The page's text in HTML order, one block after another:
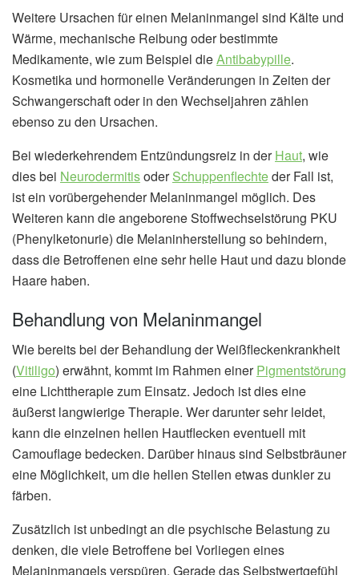
Weitere Ursachen für einen Melaninmangel sind Kälte und
Wärme, mechanische Reibung oder bestimmte
Medikamente, wie zum Beispiel dieAntibabypille.
Kosmetika und hormonelle Veränderungen in Zeiten der
Schwangerschaft oder in den Wechseljahren zählen
ebenso zu den Ursachen.
Bei wiederkehrendem Entzündungsreiz in derHaut, wie
dies bei NeurodermitisoderSchuppenflechteder Fall ist,
ist ein vorübergehender Melaninmangel möglich. Des
Weiteren kann die angeborene Stoffwechselstörung PKU
(Phenylketonurie) die Melaninherstellung so behindern,
dass die Betroffenen eine sehr helle Haut und dazu blonde
Haare haben.
Behandlung von Melaninmangel
Wie bereits bei der Behandlung der Weißfleckenkrankheit
(Vitiligo) erwähnt, kommt im Rahmen einerPigmentstörung
eine Lichttherapie zum Einsatz. Jedoch ist dies eine
äußerst langwierige Therapie. Wer darunter sehr leidet,
kann die einzelnen hellen Hautflecken eventuell mit
Camouflage bedecken. Darüber hinaus sind Selbstbräuner
eine Möglichkeit, um die hellen Stellen etwas dunkler zu
färben.
Zusätzlich ist unbedingt an die psychische Belastung zu
denken, die viele Betroffene bei Vorliegen eines
Melaninmangels verspüren. Gerade das Selbstwertgefühl